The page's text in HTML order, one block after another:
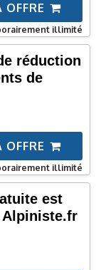
OFFRE
illimité
réduction
de
OFFRE
illimité
est